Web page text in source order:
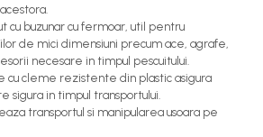
cu buzunar cu fermoar, util pentru
de mici dimensiuni precum ace, agrafe,
necesare in timpul pescuitului.
cu cleme rezistente din plastic asigura
sigura in timpul transportului.
transportul si manipularea usoara pe